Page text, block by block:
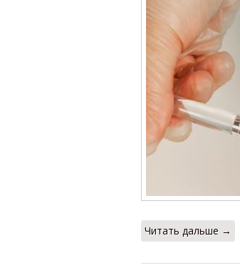
Читать дальше →